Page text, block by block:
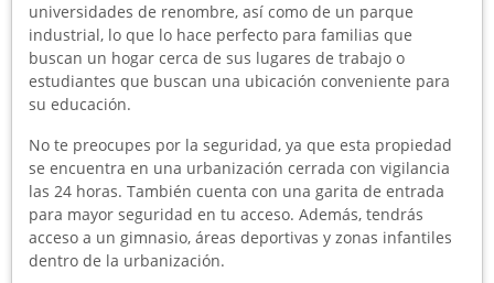
universidades de renombre, así como de un parque
industrial, lo que lo hace perfecto para familias que
buscan un hogar cerca de sus lugares de trabajo o
estudiantes que buscan una ubicación conveniente para
su educación.
No te preocupes por la seguridad, ya que esta propiedad
se encuentra en una urbanización cerrada con vigilancia
las 24 horas. También cuenta con una garita de entrada
para mayor seguridad en tu acceso. Además, tendrás
acceso a un gimnasio, áreas deportivas y zonas infantiles
dentro de la urbanización.